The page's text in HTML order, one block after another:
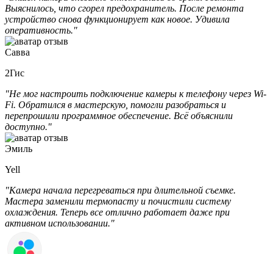
Выяснилось, что сгорел предохранитель. После ремонта
устройство снова функционирует как новое. Удивила
оперативность."
Савва
2Гис
"Не мог настроить подключение камеры к телефону через Wi-
Fi. Обратился в мастерскую, помогли разобраться и
перепрошили программное обеспечение. Всё объяснили
доступно."
Эмиль
Yell
"Камера начала перегреваться при длительной съемке.
Мастера заменили термопасту и почистили систему
охлаждения. Теперь все отлично работает даже при
активном использовании."